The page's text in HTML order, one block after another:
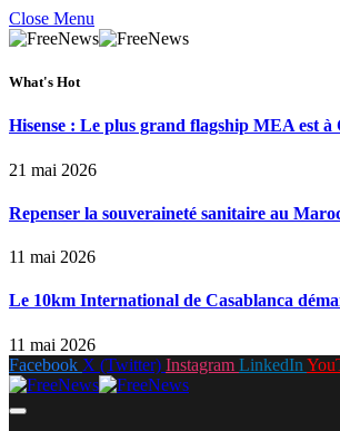
Close Menu
What's Hot
Hisense : Le plus grand flagship MEA est à
21 mai 2026
Repenser la souveraineté sanitaire au
11 mai 2026
Le 10km International de Casablanca
11 mai 2026
Facebook X (Twitter) Instagram LinkedIn